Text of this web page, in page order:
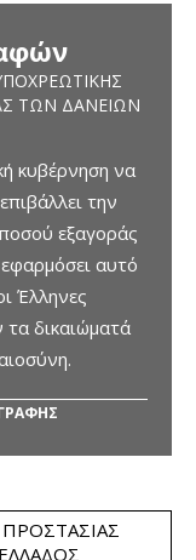
ΤΩΝ ΔΑΝΕΊΩΝ
κυβέρνηση να
την
εξαγοράς
αυτό
Έλληνες
δικαιώματά